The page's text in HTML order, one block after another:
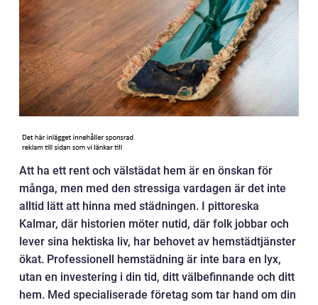
Att ha ett rent och välstädat hem är en önskan för
många, men med den stressiga vardagen är det inte
alltid lätt att hinna med städningen. I pittoreska
Kalmar, där historien möter nutid, där folk jobbar och
lever sina hektiska liv, har behovet av hemstädtjänster
ökat. Professionell hemstädning är inte bara en lyx,
utan en investering i din tid, ditt välbefinnande och ditt
hem. Med specialiserade företag som tar hand om din